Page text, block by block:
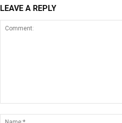
LEAVE A REPLY